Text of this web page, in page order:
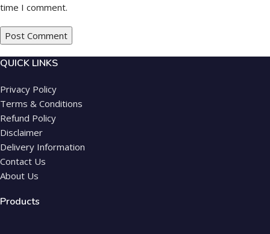
time I comment.
QUICK LINKS
Privacy Policy
Terms & Conditions
Refund Policy
Disclaimer
Delivery Information
Contact Us
About Us
Products